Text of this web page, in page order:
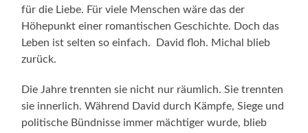
für die Liebe. Für viele Menschen wäre das der
Höhepunkt einer romantischen Geschichte. Doch das
Leben ist selten so einfach. David floh. Michal blieb
zurück.
Die Jahre trennten sie nicht nur räumlich. Sie trennten
sie innerlich. Während David durch Kämpfe, Siege und
politische Bündnisse immer mächtiger wurde, blieb